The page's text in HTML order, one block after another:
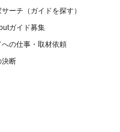
ーチ（ガイドを探す）
ガイド募集
への仕事・取材依頼
決断